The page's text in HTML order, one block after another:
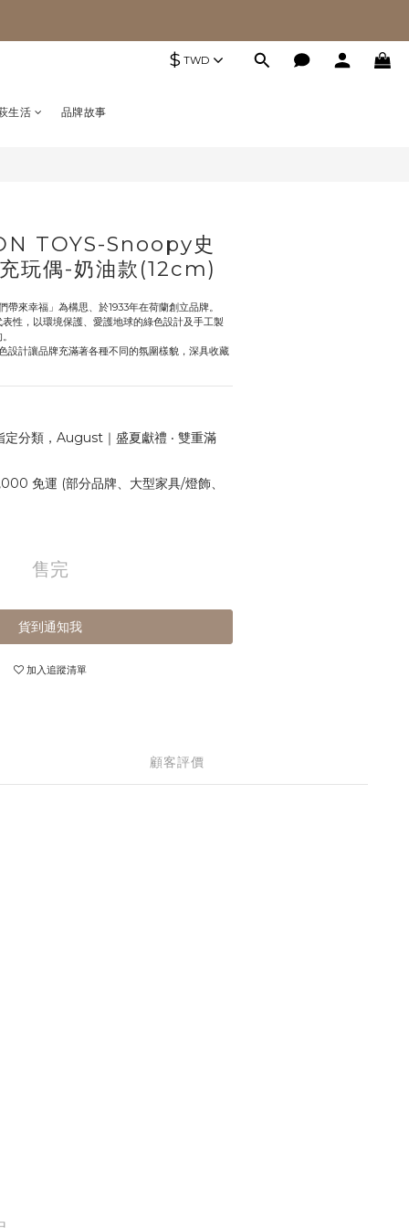
$ TWD
生活 品牌故事
TOYS-Snoopy史
玩偶-奶油款(12cm)
來幸福」為構思、於1933年在荷蘭創立品牌。
性，以環境保護、愛護地球的綠色設計及手工製
設計讓品牌充滿著各種不同的氛圍樣貌，深具收藏
分類，August｜盛夏獻禮 ‧ 雙重滿
免運 (部分品牌、大型家具/燈飾、
售完
貨到通知我
加入追蹤清單
顧客評價